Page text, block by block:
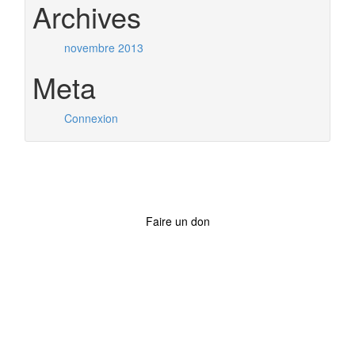
Archives
novembre 2013
Meta
Connexion
Faire un don